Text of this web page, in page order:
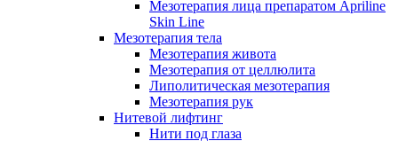
Мезотерапия лица препаратом Apriline
Skin Line
Мезотерапия тела
Мезотерапия живота
Мезотерапия от целлюлита
Липолитическая мезотерапия
Мезотерапия рук
Нитевой лифтинг
Нити под глаза